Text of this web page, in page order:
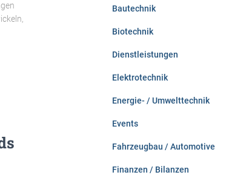
Bautechnik
Biotechnik
Dienstleistungen
Elektrotechnik
Energie- / Umwelttechnik
Events
Fahrzeugbau / Automotive
Finanzen / Bilanzen